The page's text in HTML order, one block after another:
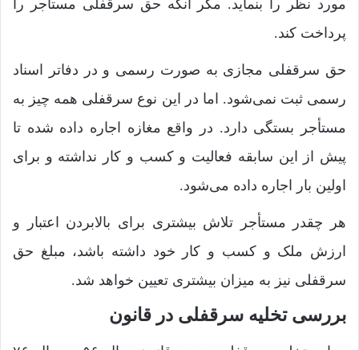
مورد نظر را بنماید. مگر آنکه حق سرقفلی مستأجر را
پرداخت کند.
حق سرقفلی مجازی به صورت رسمی و در دفاتر اسناد
رسمی ثبت نمی‌شود. اما در این نوع سرقفلی همه چیز به
مستأجر بستگی دارد. در واقع مغازه اجاره داده شده تا
پیش از این سابقه فعالیت و کسب و کار نداشته و برای
اولین بار اجاره داده می‌شود.
هر چقدر مستأجر تلاش بیشتری برای بالابردن اعتبار و
ارزش ملک و کسب و کار خود داشته باشد، مبلغ حق
سرقفلی نیز به میزان بیشتری تعیین خواهد شد.
بررسی تخلیه سرقفلی در قانون